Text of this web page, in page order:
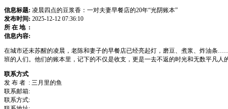
信息标题: 凌晨四点的豆浆香：一对夫妻早餐店的20年“光阴账本”
发布时间: 2025-12-12 07:36:10
所 在 地 :
信息内容:
在城市还未苏醒的凌晨，老陈和妻子的早餐店已经亮起灯，磨豆、煮浆、炸油条
班的人们。他们的账本里，记下的不仅是收支，更是一去不返的时光和无数平凡人
联系方式
发 布 者 : 三月里的鱼
联系邮箱:
联系方式: